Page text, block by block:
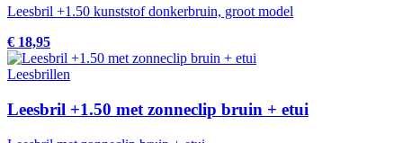
Leesbril +1.50 kunststof donkerbruin, groot model
€ 18,95
Leesbrillen
Leesbril +1.50 met zonneclip bruin + etui